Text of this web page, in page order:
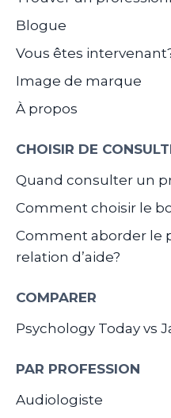
Blogue
Vous êtes
Image de marque
À propos
CHOISIR DE
Quand consulter un
Comment choisir le
Comment aborder le
relation d’aide?
COMPARER
Psychology Today vs
PAR PROFESSION
Audiologiste